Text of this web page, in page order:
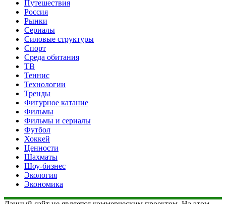
Путешествия
Россия
Рынки
Сериалы
Силовые структуры
Спорт
Среда обитания
ТВ
Теннис
Технологии
Тренды
Фигурное катание
Фильмы
Фильмы и сериалы
Футбол
Хоккей
Ценности
Шахматы
Шоу-бизнес
Экология
Экономика